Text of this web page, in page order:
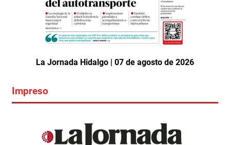
La Jornada Hidalgo | 07 de agosto de 2026
Impreso